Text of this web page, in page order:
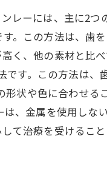
レーには、主に2つ
。この方法は、歯
く、他の素材と比
す。この方法は
状や色に合わせる
、金属を使用しな
て治療を受けるこ